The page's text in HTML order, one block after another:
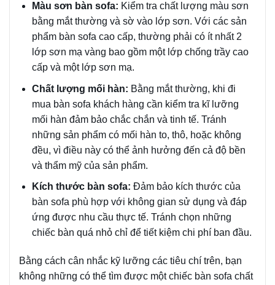
Màu sơn bàn sofa: Kiểm tra chất lượng màu sơn
bằng mắt thường và sờ vào lớp sơn. Với các sản
phẩm bàn sofa cao cấp, thường phải có ít nhất 2
lớp sơn mạ vàng bao gồm một lớp chống trầy cao
cấp và một lớp sơn mạ.
Chất lượng mối hàn: Bằng mắt thường, khi đi
mua bàn sofa khách hàng cần kiểm tra kĩ lưỡng
mối hàn đảm bảo chắc chắn và tinh tế. Tránh
những sản phẩm có mối hàn to, thô, hoặc không
đều, vì điều này có thể ảnh hưởng đến cả độ bền
và thẩm mỹ của sản phẩm.
Kích thước bàn sofa: Đảm bảo kích thước của
bàn sofa phù hợp với không gian sử dụng và đáp
ứng được nhu cầu thực tế. Tránh chọn những
chiếc bàn quá nhỏ chỉ để tiết kiệm chi phí ban đầu.
Bằng cách cân nhắc kỹ lưỡng các tiêu chí trên, bạn
không những có thể tìm được một chiếc bàn sofa chất